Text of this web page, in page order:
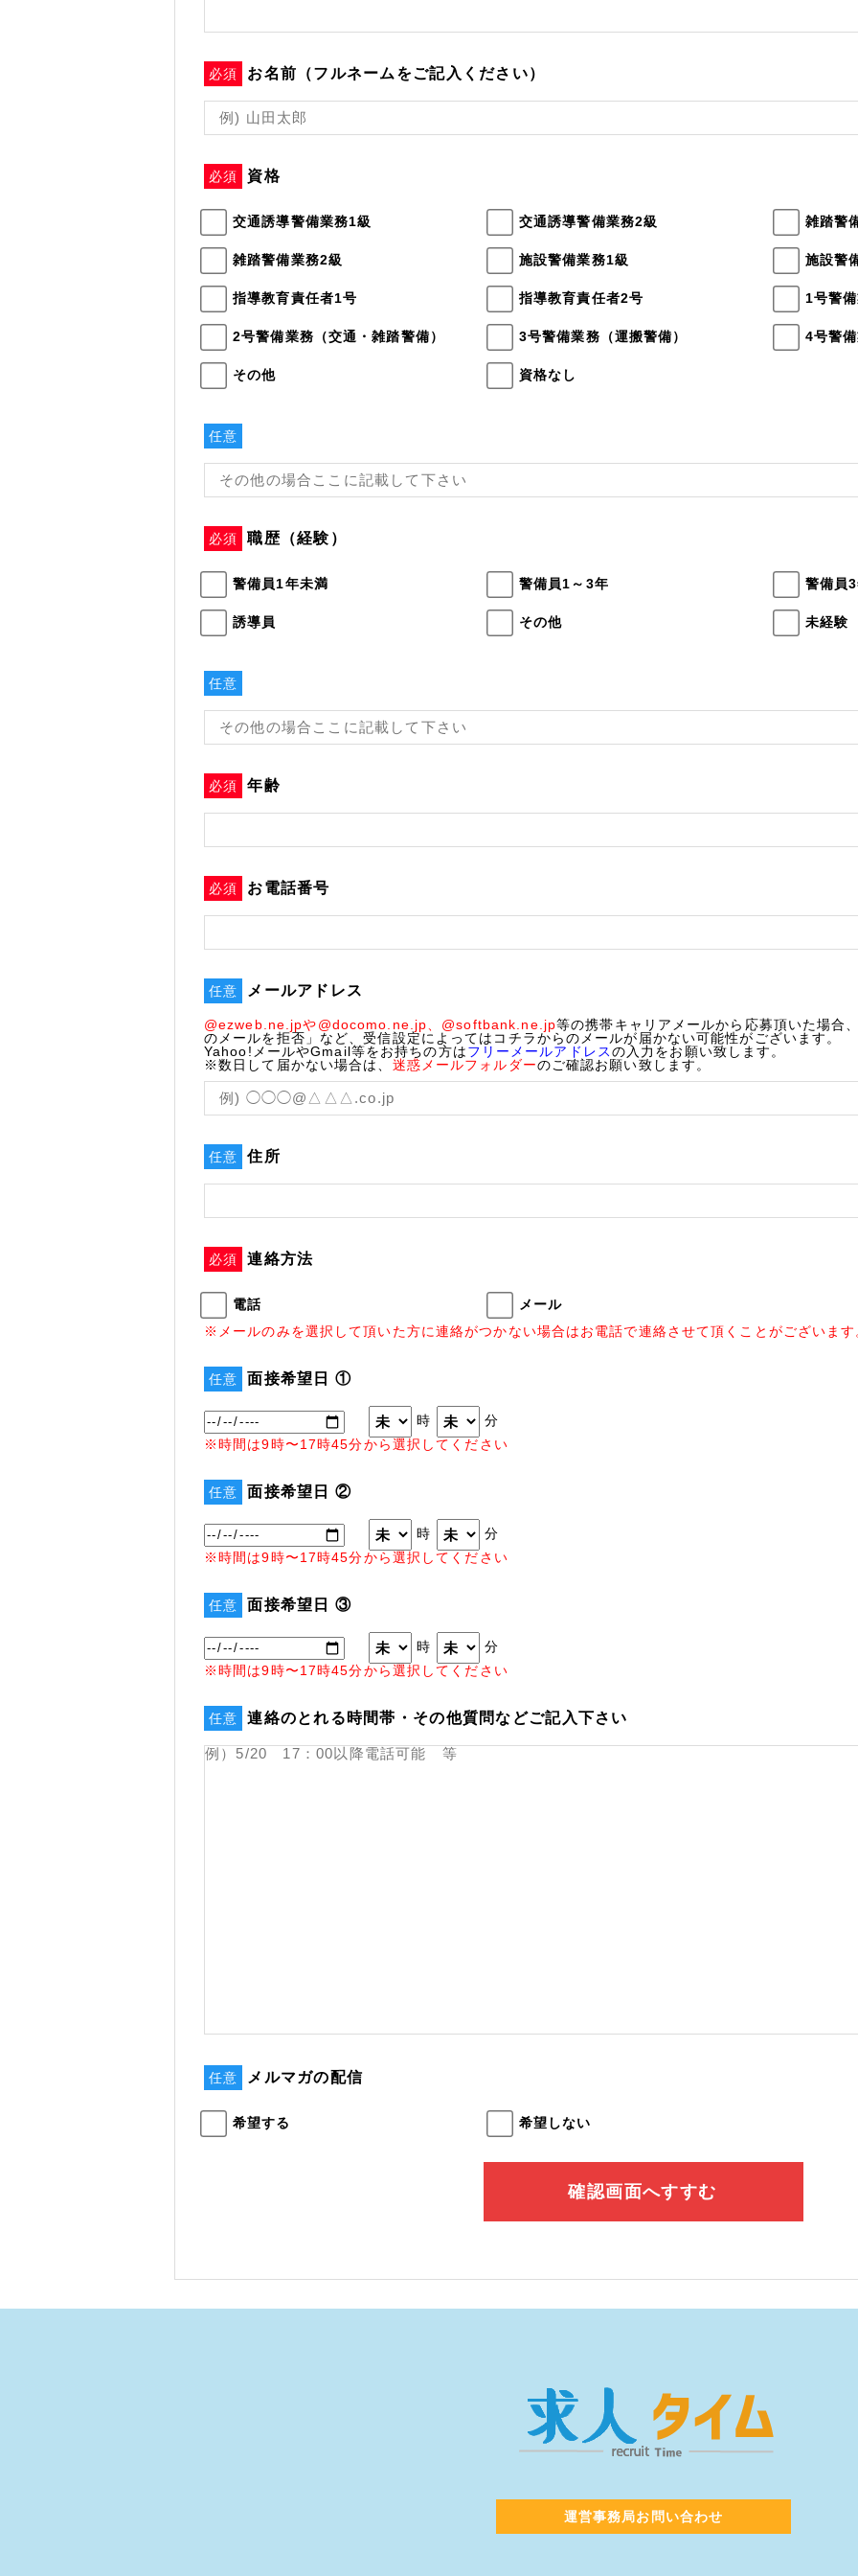
必須 お名前（フルネームをご記入ください）
必須 資格
交通誘導警備業務1級 交通誘導警備業務2級 雑踏警
雑踏警備業務2級 施設警備業務1級 施設警
指導教育責任者1号 指導教育責任者2号 1号警
2号警備業務（交通・雑踏警備） 3号警備業務（運搬警備） 4号警
その他 資格なし
任意
必須 職歴（経験）
警備員1年未満 警備員1～3年 警備員
誘導員 その他 未経験
任意
必須 年齢
必須 お電話番号
任意 メールアドレス
@ezweb.ne.jpや@docomo.ne.jp、@softbank.ne.jp等の携帯キャリアメールから応募頂いた場合
のメールを拒否」など、受信設定によってはコチラからのメールが届かない可能性がございます。
Yahoo!メールやGmail等をお持ちの方はフリーメールアドレスの入力をお願い致します。
※数日して届かない場合は、 迷惑メールフォルダーのご確認お願い致します。
任意 住所
必須 連絡方法
電話
メール
※メールのみを選択して頂いた方に連絡がつかない場合はお電話で連絡させて頂くことがございます
任意 面接希望日 ①
時
分
※時間は9時〜17時45分から選択してください
任意 面接希望日 ②
時
分
※時間は9時〜17時45分から選択してください
任意 面接希望日 ③
時
分
※時間は9時〜17時45分から選択してください
任意 連絡のとれる時間帯・その他質問などご記入下さい
任意 メルマガの配信
希望する 希望しない
運営事務局お問い合わせ